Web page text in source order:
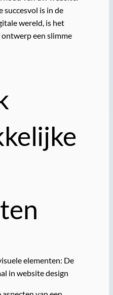
is in de
wereld, is het
een slimme
elementen: De
in website design